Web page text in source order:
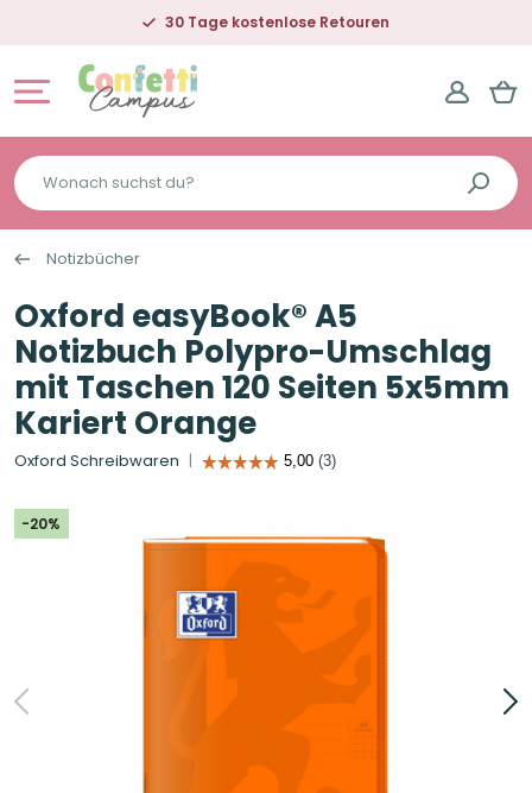
30 Tage kostenlose Retouren
Wonach
suchst
du?
Notizbücher
Oxford easyBook® A5
Notizbuch Polypro-Umschlag
mit Taschen 120 Seiten 5x5mm
Kariert Orange
Oxford Schreibwaren
-20%